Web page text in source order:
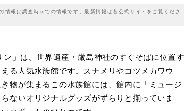
報は調査時点での情報です。最新情報は各公式サイトをご覧くださ
」は、世界遺産・厳島神社のすぐそばに位置す
る人気水族館です。スナメリやコツメカワウ
物が集まるこの水族館には、館内に「ミュージ
ないオリジナルグッズがずらりと揃っていま